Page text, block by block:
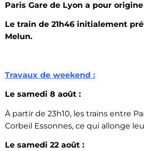
Paris Gare de Lyon a pour
Le train de 21h46 initialement
Melun.
Travaux de weekend :
Le samedi 8 août :
À partir de 23h10, les trains entre
Corbeil Essonnes, ce qui allonge
Le samedi 22 août :